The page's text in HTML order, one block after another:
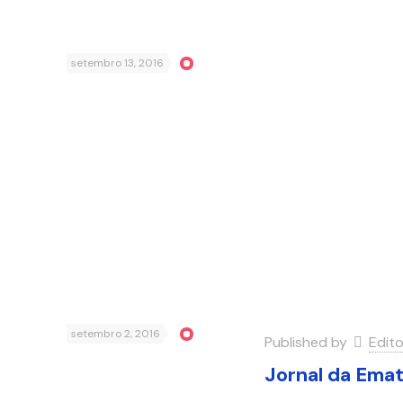
setembro 13, 2016
setembro 2, 2016 Published by
Jornal da